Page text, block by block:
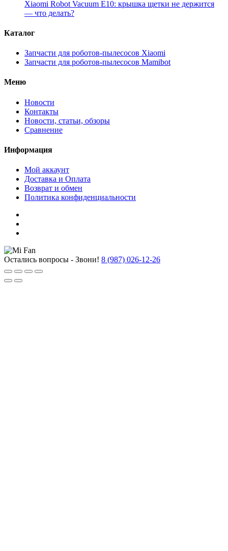
Xiaomi Robot Vacuum E10: крышка щетки не держится
— что делать?
Каталог
Запчасти для роботов-пылесосов Xiaomi
Запчасти для роботов-пылесосов Mamibot
Меню
Новости
Контакты
Новости, статьи, обзоры
Сравнение
Информация
Мой аккаунт
Доставка и Оплата
Возврат и обмен
Политика конфиденциальности
Остались вопросы - Звони! 8 (987) 026-12-26